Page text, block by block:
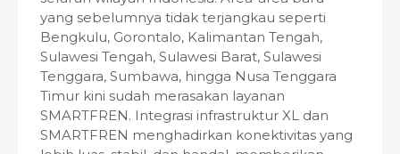
yang sebelumnya tidak terjangkau seperti
Bengkulu, Gorontalo, Kalimantan Tengah,
Sulawesi Tengah, Sulawesi Barat, Sulawesi
Tenggara, Sumbawa, hingga Nusa Tenggara
Timur kini sudah merasakan layanan
SMARTFREN. Integrasi infrastruktur XL dan
SMARTFREN menghadirkan konektivitas yang